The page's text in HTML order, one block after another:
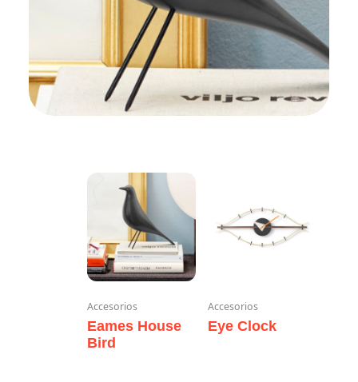
Accesorios
Eames House
Bird
Accesorios
Eye Clock